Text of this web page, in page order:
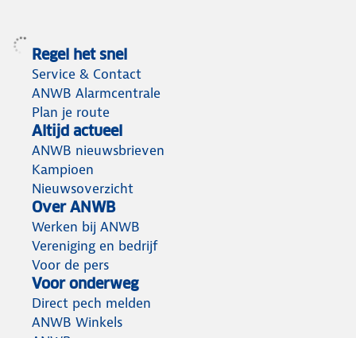
Regel het snel
Service & Contact
ANWB Alarmcentrale
Plan je route
Altijd actueel
ANWB nieuwsbrieven
Kampioen
Nieuwsoverzicht
Over ANWB
Werken bij ANWB
Vereniging en bedrijf
Voor de pers
Voor onderweg
Direct pech melden
ANWB Winkels